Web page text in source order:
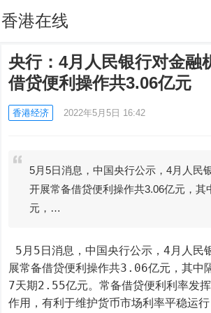
香港在线
央行：4月人民银行对金融
借贷便利操作共3.06亿元
香港经济 2022年5月5日 16:42
5月5日消息，中国央行公示，4月人民
开展常备借贷便利操作共3.06亿元，其
元，…
展常备借贷便利操作共3.06亿元，其中
7天期2.55亿元。常备借贷便利利率发
作用，有利于维护货币市场利率平稳运